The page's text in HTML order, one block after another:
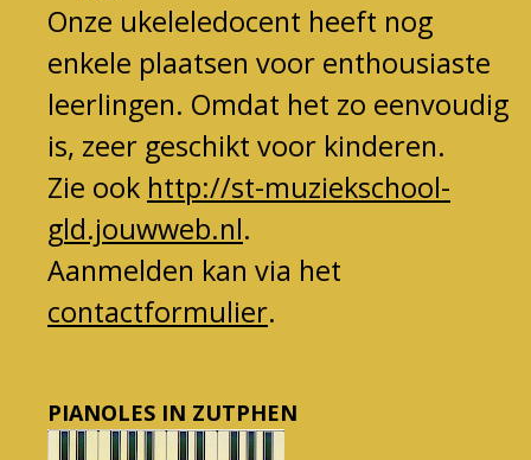
Onze ukeleledocent heeft nog
enkele plaatsen voor enthousiaste
leerlingen. Omdat het zo eenvoudig
is, zeer geschikt voor kinderen.
Zie ook http://st-muziekschool-
gld.jouwweb.nl.
Aanmelden kan via het
contactformulier.
PIANOLES IN ZUTPHEN